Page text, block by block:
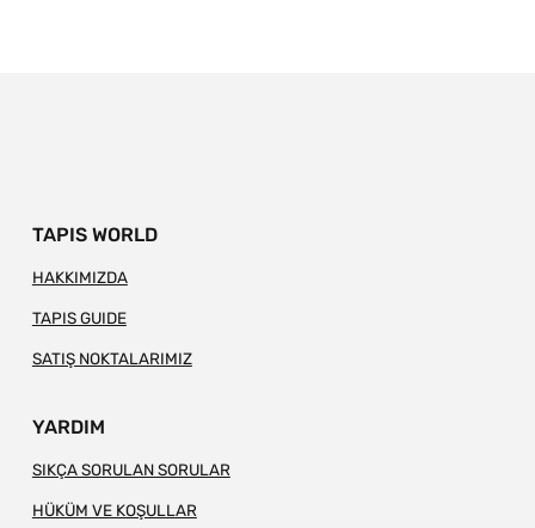
TAPIS WORLD
HAKKIMIZDA
TAPIS GUIDE
SATIŞ NOKTALARIMIZ
YARDIM
SIKÇA SORULAN SORULAR
HÜKÜM VE KOŞULLAR